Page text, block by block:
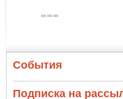
События
Подписка на